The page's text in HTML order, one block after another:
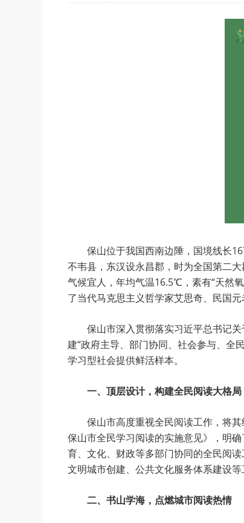
保山位于我国西南边陲，国境线长
不韦县，东汉设永昌郡，时为全国第二
气候宜人，年均气温16.5℃，素有“天然
了当代马克思主义哲学家艾思奇、民国
保山市深入贯彻落实习近平总书记
建“政府主导、部门协同、社会参与、全
学习型社会提供鲜活样本。
一、顶层设计，构建全民阅读大格局
保山市高度重视全民阅读工作，将
保山市全民学习阅读的实施意见》，明
育、文化、财政等多部门协同的全民阅
文明城市创建、公共文化服务体系建设
二、书山学海，点燃城市阅读热情